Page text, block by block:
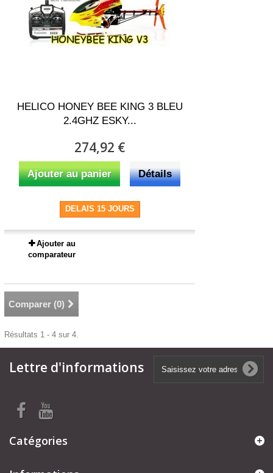
HELICO HONEY BEE KING 3 BLEU
2.4GHZ ESKY...
274,92 €
Ajouter au panier Détails
DELAIS 15 JOURS
Ajouter au
comparateur
Comparer (0)
Résultats 1 - 4 sur 4.
Lettre d'informations
Catégories